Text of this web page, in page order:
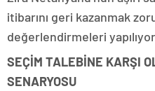
itibarını geri kazanmak
değerlendirmeleri yapılıyor.
SEÇİM TALEBİNE KARŞI
SENARYOSU